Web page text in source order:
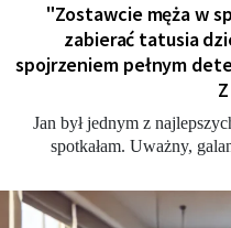
"Zostawcie męża w
zabierać tatusia
spojrzeniem pełnym
Jan był jednym z
spotkałam. Uważny,